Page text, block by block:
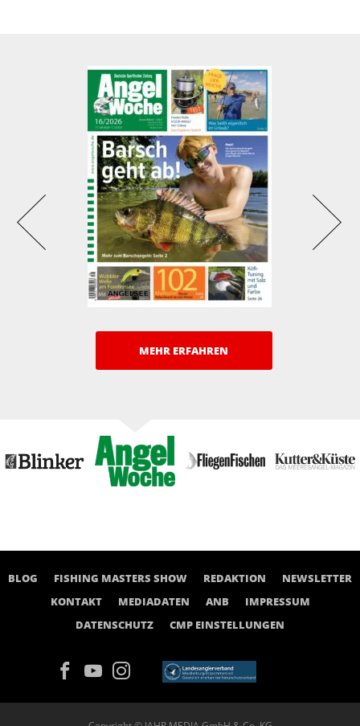
MEHR ERFAHREN
BLOG FISHING MASTERS SHOW REDAKTION
NEWSLETTER
KONTAKT
MEDIADATEN ANB
IMPRESSUM
DATENSCHUTZ
CMP EINSTELLUNGEN